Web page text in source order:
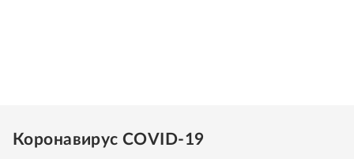
Коронавирус COVID-19